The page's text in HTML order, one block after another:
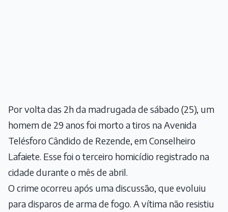
Por volta das 2h da madrugada de sábado (25), um
homem de 29 anos foi morto a tiros na Avenida
Telésforo Cândido de Rezende, em Conselheiro
Lafaiete. Esse foi o terceiro homicídio registrado na
cidade durante o mês de abril.
O crime ocorreu após uma discussão, que evoluiu
para disparos de arma de fogo. A vítima não resistiu